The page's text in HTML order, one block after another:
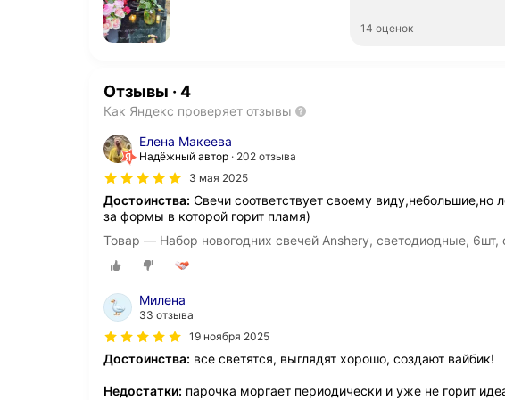
14 оценок
Отзывы · 4
Как Яндекс проверяет отзывы
Елена Макеева
Надёжный автор
202 отзыва
3 мая 2025
Достоинства: Свечи соответствует своему виду,небольшие,но
за формы в которой горит пламя)
Товар — Набор новогодних свечей Anshery, светодиодные, 6шт,
Милена
33 отзыва
19 ноября 2025
Достоинства: все светятся, выглядят хорошо, создают вайбик!
Недостатки: парочка моргает периодически и уже не горит